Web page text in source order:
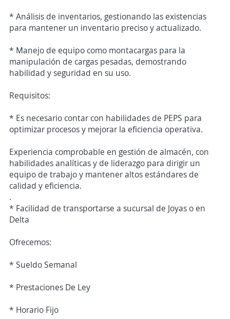
* Análisis de inventarios, gestionando las existencias
para mantener un inventario preciso y actualizado.
* Manejo de equipo como montacargas para la
manipulación de cargas pesadas, demostrando
habilidad y seguridad en su uso.
Requisitos:
* Es necesario contar con habilidades de PEPS para
optimizar procesos y mejorar la eficiencia operativa.
Experiencia comprobable en gestión de almacén, con
habilidades analíticas y de liderazgo para dirigir un
equipo de trabajo y mantener altos estándares de
calidad y eficiencia.
.
* Facilidad de transportarse a sucursal de Joyas o en
Delta
Ofrecemos:
* Sueldo Semanal
* Prestaciones De Ley
* Horario Fijo